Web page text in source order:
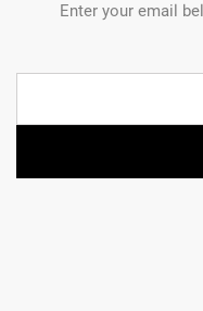
Enter your email